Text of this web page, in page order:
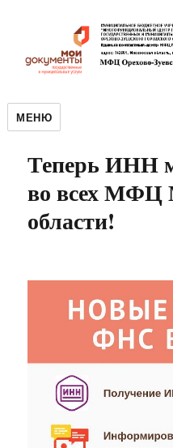
МЕНЮ
Теперь ИНН
во всех МФЦ
области!